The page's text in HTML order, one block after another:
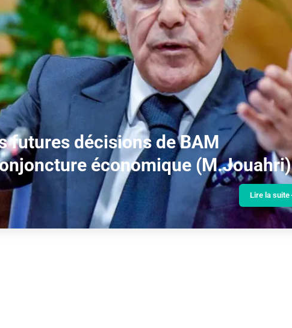
futures décisions de BAM
économique (M.Jouahri)
Lire la suite